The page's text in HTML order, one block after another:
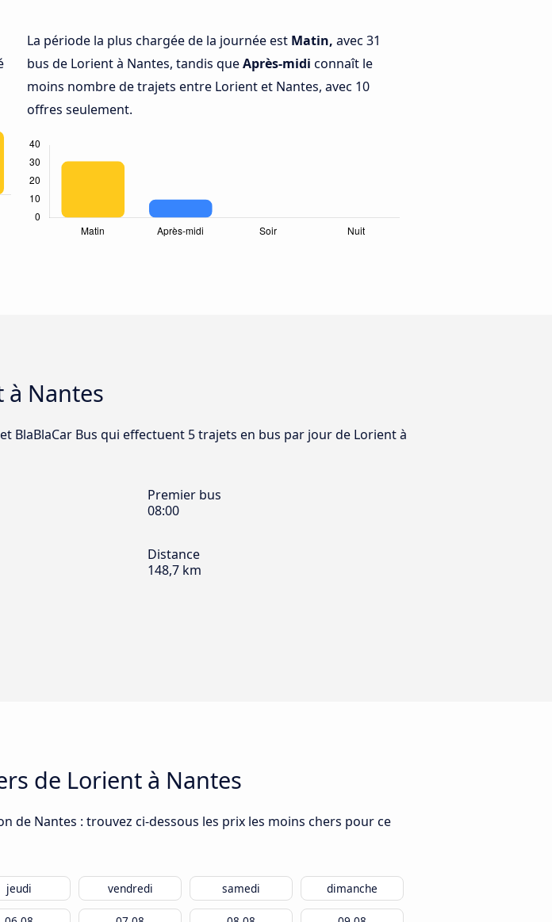
La période la plus chargée de la journée est Matin, avec 31
bus de Lorient à Nantes, tandis queAprès-midi connaît le
moins nombre de trajets entre Lorient et Nantes, avec 10
offres seulement.
Nantes
BlaBlaCar Bus qui effectuent 5 trajets en bus par jour de Lorient à
Premier bus
08:00
Distance
148,7 km
de Lorient à Nantes
de Nantes : trouvez ci-dessous les prix les moins chers pour ce
jeudi vendredi samedi dimanche